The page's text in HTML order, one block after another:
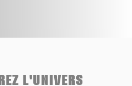
L'UNIVERS